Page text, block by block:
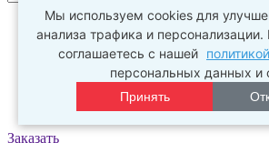
Заказать
Мы используем cookies для
анализа трафика и персонализации.
соглашаетесь с нашей политикой
персональных данных и
Принять